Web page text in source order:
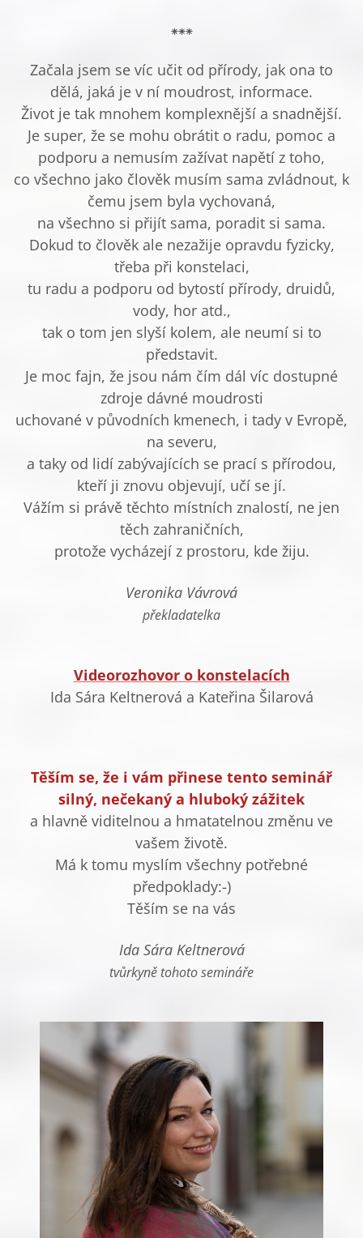
⁕⁕⁕
Začala jsem se víc učit od přírody, jak ona to
dělá, jaká je v ní moudrost, informace.
Život je tak mnohem komplexnější a snadnější.
Je super, že se mohu obrátit o radu, pomoc a
podporu a nemusím zažívat napětí z toho,
co všechno jako člověk musím sama zvládnout, k
čemu jsem byla vychovaná,
na všechno si přijít sama, poradit si sama.
Dokud to člověk ale nezažije opravdu fyzicky,
třeba při konstelaci,
tu radu a podporu od bytostí přírody, druidů,
vody, hor atd.,
tak o tom jen slyší kolem, ale neumí si to
představit.
Je moc fajn, že jsou nám čím dál víc dostupné
zdroje dávné moudrosti
uchované v původních kmenech, i tady v Evropě,
na severu,
a taky od lidí zabývajících se prací s přírodou,
kteří ji znovu objevují, učí se jí.
Vážím si právě těchto místních znalostí, ne jen
těch zahraničních,
protože vycházejí z prostoru, kde žiju.
Veronika Vávrová
překladatelka
Videorozhovor o konstelacích
Ida Sára Keltnerová a Kateřina Šilarová
Těším se, že i vám přinese tento seminář
silný, nečekaný a hluboký zážitek
a hlavně viditelnou a hmatatelnou změnu ve
vašem životě.
Má k tomu myslím všechny potřebné
předpoklady:-)
Těším se na vás
Ida Sára Keltnerová
tvůrkyně tohoto semináře